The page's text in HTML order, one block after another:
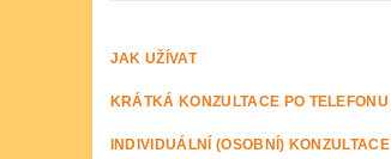
JAK UŽÍVAT
KRÁTKÁ KONZULTACE PO TELEFONU
INDIVIDUÁLNÍ (OSOBNÍ) KONZULTACE